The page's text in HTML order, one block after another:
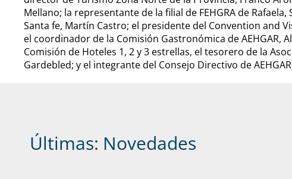
Mellano; la representante de la filial de FEHGRA de
Santa fe, Martín Castro; el presidente del Convention and
el coordinador de la Comisión Gastronómica de AEHGAR,
Comisión de Hoteles 1, 2 y 3 estrellas, el tesorero de la
Gardebled; y el integrante del Consejo Directivo de
Últimas: Novedades